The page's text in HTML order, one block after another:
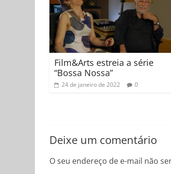
Film&Arts estreia a série
“Bossa Nossa”
24 de janeiro de 2022 0
Deixe um comentário
O seu endereço de e-mail não